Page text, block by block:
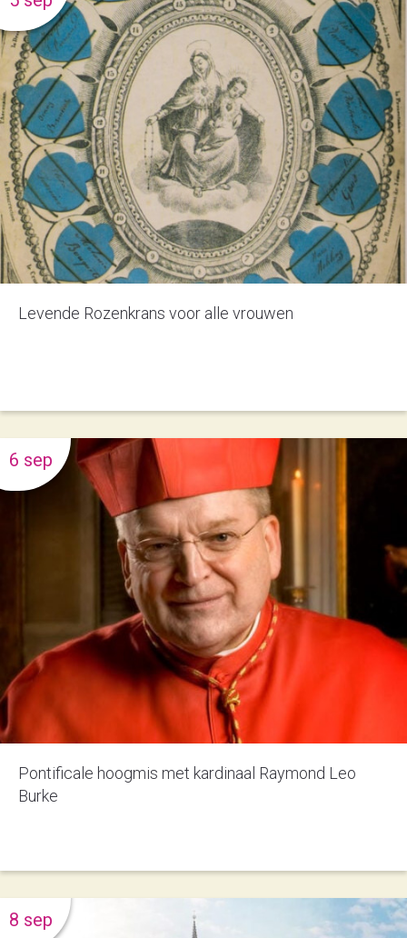
Levende Rozenkrans voor alle vrouwen
Pontificale hoogmis met kardinaal Raymond Leo
Burke
6 sep
8 sep